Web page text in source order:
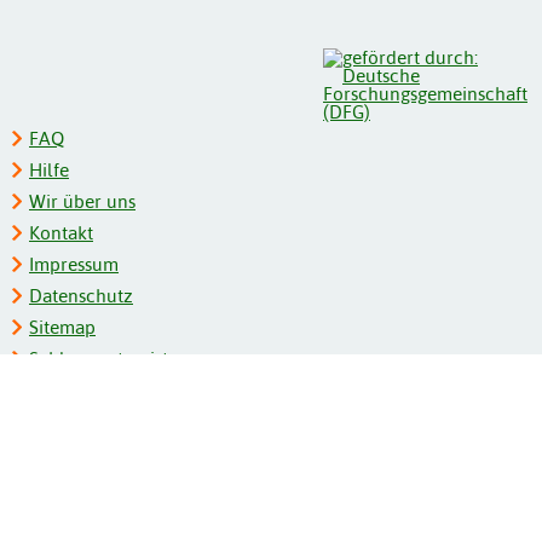
FAQ
Hilfe
Wir über uns
Kontakt
Impressum
Datenschutz
Sitemap
Schlagwortregister